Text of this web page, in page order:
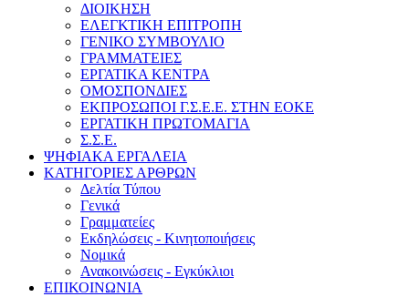
ΔΙΟΙΚΗΣΗ
ΕΛΕΓΚΤΙΚΗ ΕΠΙΤΡΟΠΗ
ΓΕΝΙΚΟ ΣΥΜΒΟΥΛΙΟ
ΓΡΑΜΜΑΤΕΙΕΣ
ΕΡΓΑΤΙΚΑ ΚΕΝΤΡΑ
ΟΜΟΣΠΟΝΔΙΕΣ
ΕΚΠΡΟΣΩΠΟΙ Γ.Σ.Ε.Ε. ΣΤΗΝ ΕΟΚΕ
ΕΡΓΑΤΙΚΗ ΠΡΩΤΟΜΑΓΙΑ
Σ.Σ.Ε.
ΨΗΦΙΑΚΑ ΕΡΓΑΛΕΙΑ
ΚΑΤΗΓΟΡΙΕΣ ΑΡΘΡΩΝ
Δελτία Τύπου
Γενικά
Γραμματείες
Εκδηλώσεις - Κινητοποιήσεις
Νομικά
Ανακοινώσεις - Εγκύκλιοι
ΕΠΙΚΟΙΝΩΝΙΑ